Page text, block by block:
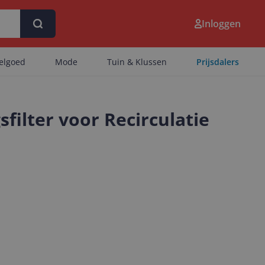
Inloggen
Mode Tuin & Klussen Prijsdalers
voor Recirculatie